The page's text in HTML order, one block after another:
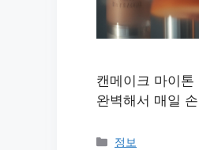
캔메이크 마이
완벽해서 매일
카
정보